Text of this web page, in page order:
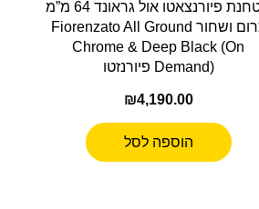
מטחנת פיורנצאטו אול גראונד 64 מ”מ
כרום ושחור Fiorenzato All Ground
Chrome & Deep Black (On
Demand) פיורנזטו
₪4,190.00
הוספה לסל